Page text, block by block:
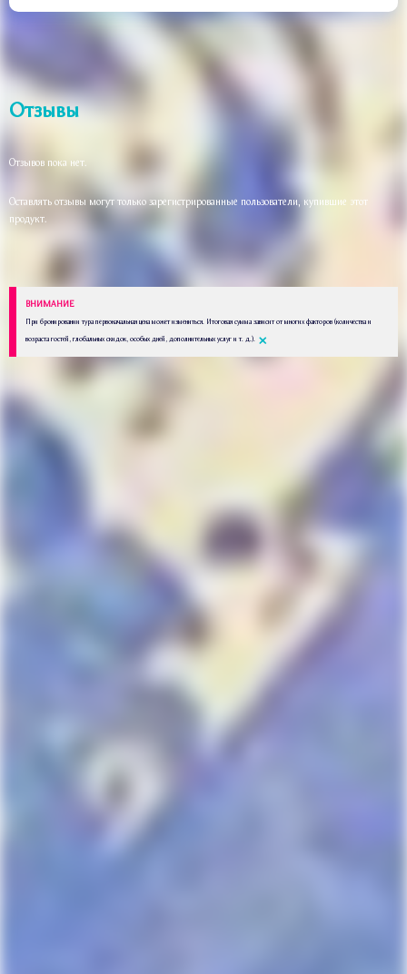
Отзывы
Отзывов пока нет.
Оставлять отзывы могут только зарегистрированные пользователи, купившие этот
продукт.
ВНИМАНИЕ
При бронировании тура первоначальная цена может измениться. Итоговая сумма зависит от многих факторов (количества и
возраста гостей, глобальных скидок, особых дней, дополнительных услуг и т. д.). ×